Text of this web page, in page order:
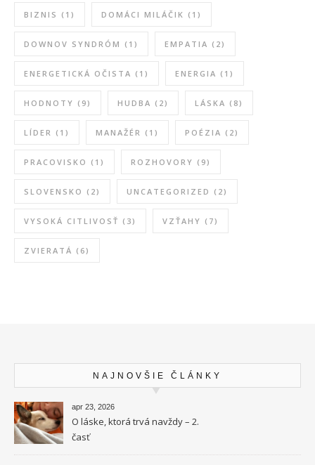
BIZNIS (1) DOMÁCI MILÁČIK (1)
DOWNOV SYNDRÓM (1) EMPATIA (2)
ENERGETICKÁ OČISTA (1) ENERGIA (1)
HODNOTY (9) HUDBA (2) LÁSKA (8)
LÍDER (1) MANAŽÉR (1) POÉZIA (2)
PRACOVISKO (1) ROZHOVORY (9)
SLOVENSKO (2) UNCATEGORIZED (2)
VYSOKÁ CITLIVOSŤ (3) VZŤAHY (7)
ZVIERATÁ (6)
NAJNOVŠIE ČLÁNKY
apr 23, 2026
O láske, ktorá trvá navždy – 2.
časť